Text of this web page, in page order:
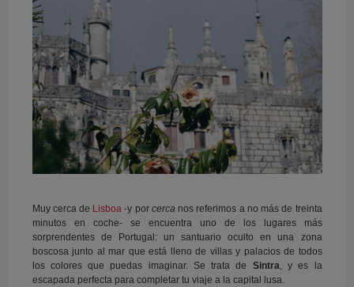
Muy cerca de Lisboa -y por cerca nos referimos a no más de treinta
minutos en coche- se encuentra uno de los lugares más
sorprendentes de Portugal: un santuario oculto en una zona
boscosa junto al mar que está lleno de villas y palacios de todos
los colores que puedas imaginar. Se trata de
Sintra, y es la
escapada perfecta para completar tu viaje a la capital lusa.